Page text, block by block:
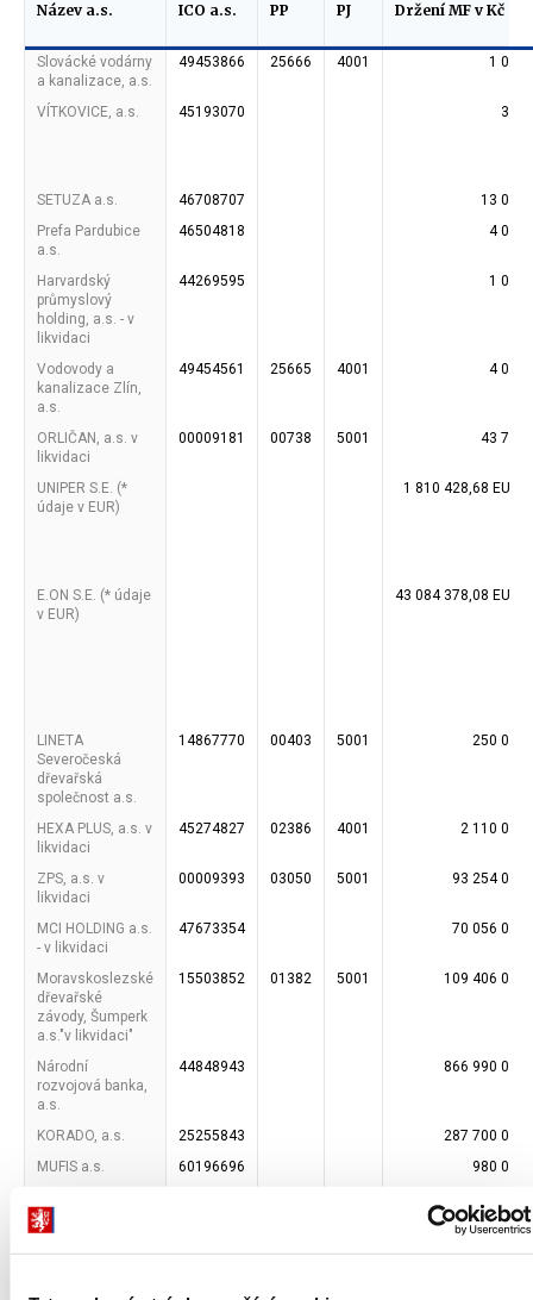
Název a.s. ICO a.s. PP PJ Držení MF v Kč
Slovácké vodárny
a kanalizace, a.s.
49453866 25666 4001 1 000
VÍTKOVICE, a.s. 45193070 390
SETUZA a.s. 46708707
13 000
Prefa Pardubice
a.s.
46504818 4 000
Harvardský
průmyslový
holding, a.s. - v
likvidaci
44269595 1 038
Vodovody a
kanalizace Zlín,
a.s.
49454561 25665 4001 4 000
ORLIČAN, a.s. v
likvidaci
00009181 00738 5001 43 750
UNIPER S.E. (*
údaje v EUR)
1 810 428,68 EUR*
E.ON S.E. (* údaje
v EUR)
43 084 378,08 EUR*
LINETA
Severočeská
dřevařská
společnost a.s.
14867770 00403 5001 250 000
HEXA PLUS, a.s. v
likvidaci
45274827 02386 4001 2 110 000
ZPS, a.s. v
likvidaci
00009393 03050 5001 93 254 000
MCI HOLDING a.s.
- v likvidaci
47673354 70 056 000
Moravskoslezské
dřevařské
závody, Šumperk
a.s."v likvidaci"
15503852 01382 5001 109 406 000
Národní
rozvojová banka,
a.s.
44848943 866 990 000
KORADO, a.s. 25255843
287 700 000
MUFIS a.s.
60196696
980 000
centrum
Praha,a.s.